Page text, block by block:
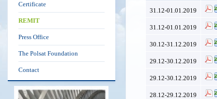
Certificate
REMIT
Press Office
The Polsat Foundation
Contact
31.12-01.01.2019
31.12-01.01.2019
30.12-31.12.2019
29.12-30.12.2019
29.12-30.12.2019
28.12-29.12.2019